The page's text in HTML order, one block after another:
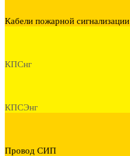
Кабели пожарной сигнализации
КПСнг
КПСЭнг
Провод СИП